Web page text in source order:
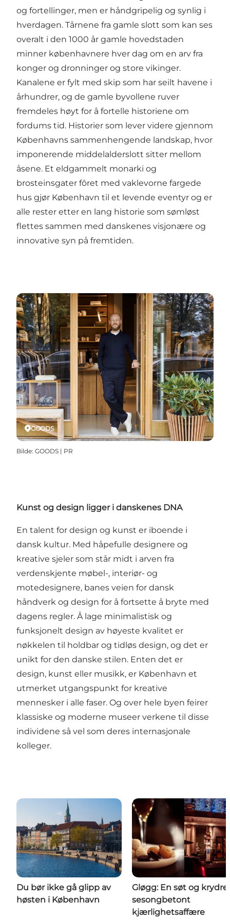
og fortellinger, men er håndgripelig og synlig i
hverdagen. Tårnene fra gamle slott som kan ses
overalt i den 1000 år gamle hovedstaden
minner københavnere hver dag om en arv fra
konger og dronninger og store vikinger.
Kanalene er fylt med skip som har seilt havene i
århundrer, og de gamle byvollene ruver
fremdeles høyt for å fortelle historiene om
fordums tid. Historier som lever videre gjennom
Københavns sammenhengende landskap, hvor
imponerende middelalderslott sitter mellom
åsene. Et eldgammelt monarki og
brosteinsgater fôret med vaklevorne fargede
hus gjør København til et levende eventyr og er
alle rester etter en lang historie som sømløst
flettes sammen med danskenes visjonære og
innovative syn på fremtiden.
GOODS
Bilde: GOODS | PR
Kunst og design ligger i danskenes DNA
En talent for design og kunst er iboende i
dansk kultur. Med håpefulle designere og
kreative sjeler som står midt i arven fra
verdenskjente møbel-, interiør- og
motedesignere, banes veien for dansk
håndverk og design for å fortsette å bryte med
dagens regler. Å lage minimalistisk og
funksjonelt design av høyeste kvalitet er
nøkkelen til holdbar og tidløs design, og det er
unikt for den danske stilen. Enten det er
design, kunst eller musikk, er København et
utmerket utgangspunkt for kreative
mennesker i alle faser. Og over hele byen feirer
klassiske og moderne museer verkene til disse
individene så vel som deres internasjonale
kolleger.
Du bør ikke gå glipp av
høsten i København
Gløgg: En søt og
sesongbetont
kjærlighetsaffære